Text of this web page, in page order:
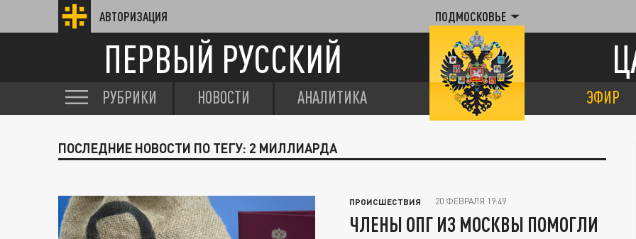
АВТОРИЗАЦИЯ ПОДМОСКОВЬЕ
ПЕРВЫЙ РУССКИЙ
РУБРИКИ НОВОСТИ АНАЛИТИКА ЭФИР
ПОСЛЕДНИЕ НОВОСТИ ПО ТЕГУ: 2 МИЛЛИАРДА
ПРОИСШЕСТВИЯ 20 ФЕВРАЛЯ 19:49
ЧЛЕНЫ ОПГ ИЗ МОСКВЫ ПОМОГЛИ